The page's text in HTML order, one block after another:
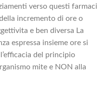
verso questi farmaci
incremento di ore o
e ben diversa La
espressa insieme ore si
del principio
mite e NON alla